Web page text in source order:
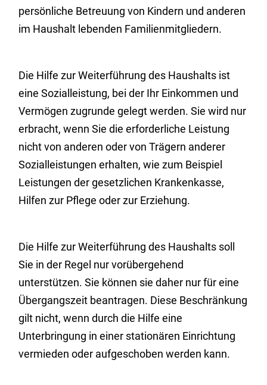
persönliche Betreuung von Kindern und anderen
im Haushalt lebenden Familienmitgliedern.
Die Hilfe zur Weiterführung des Haushalts ist
eine Sozialleistung, bei der Ihr Einkommen und
Vermögen zugrunde gelegt werden. Sie wird nur
erbracht, wenn Sie die erforderliche Leistung
nicht von anderen oder von Trägern anderer
Sozialleistungen erhalten, wie zum Beispiel
Leistungen der gesetzlichen Krankenkasse,
Hilfen zur Pflege oder zur Erziehung.
Die Hilfe zur Weiterführung des Haushalts soll
Sie in der Regel nur vorübergehend
unterstützen. Sie können sie daher nur für eine
Übergangszeit beantragen. Diese Beschränkung
gilt nicht, wenn durch die Hilfe eine
Unterbringung in einer stationären Einrichtung
vermieden oder aufgeschoben werden kann.